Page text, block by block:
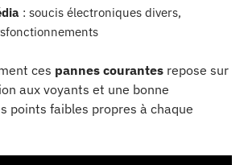
: soucis électroniques divers,
ces pannes courantes repose sur
aux voyants et une bonne
points faibles propres à chaque